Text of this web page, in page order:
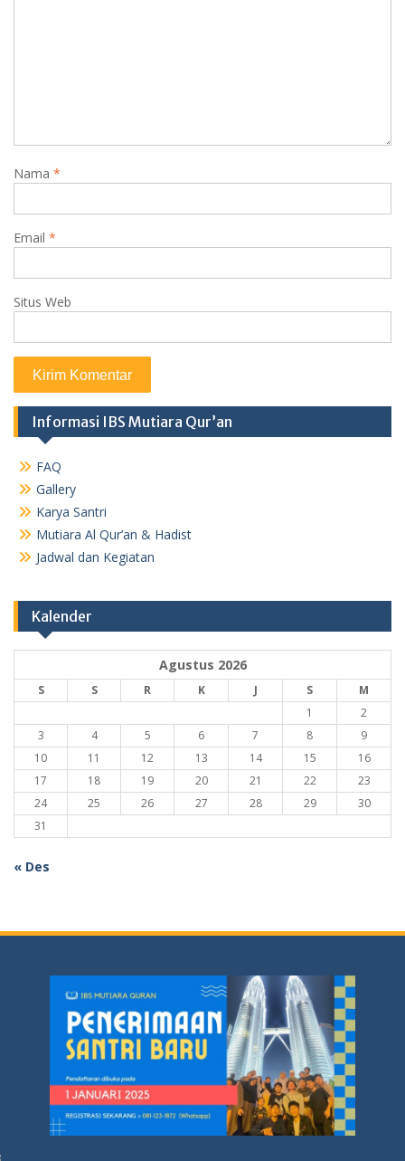
Nama *
Email *
Situs Web
Informasi IBS Mutiara Qur’an
FAQ
Gallery
Karya Santri
Mutiara Al Qur’an & Hadist
Jadwal dan Kegiatan
Kalender
Agustus 2026
S S R K J S
M
1
2
3
4 5 6 7 8
9
10
11 12 13 14 15
16
17
18 19 20 21 22
23
24
25 26 27 28 29
30
31
« Des